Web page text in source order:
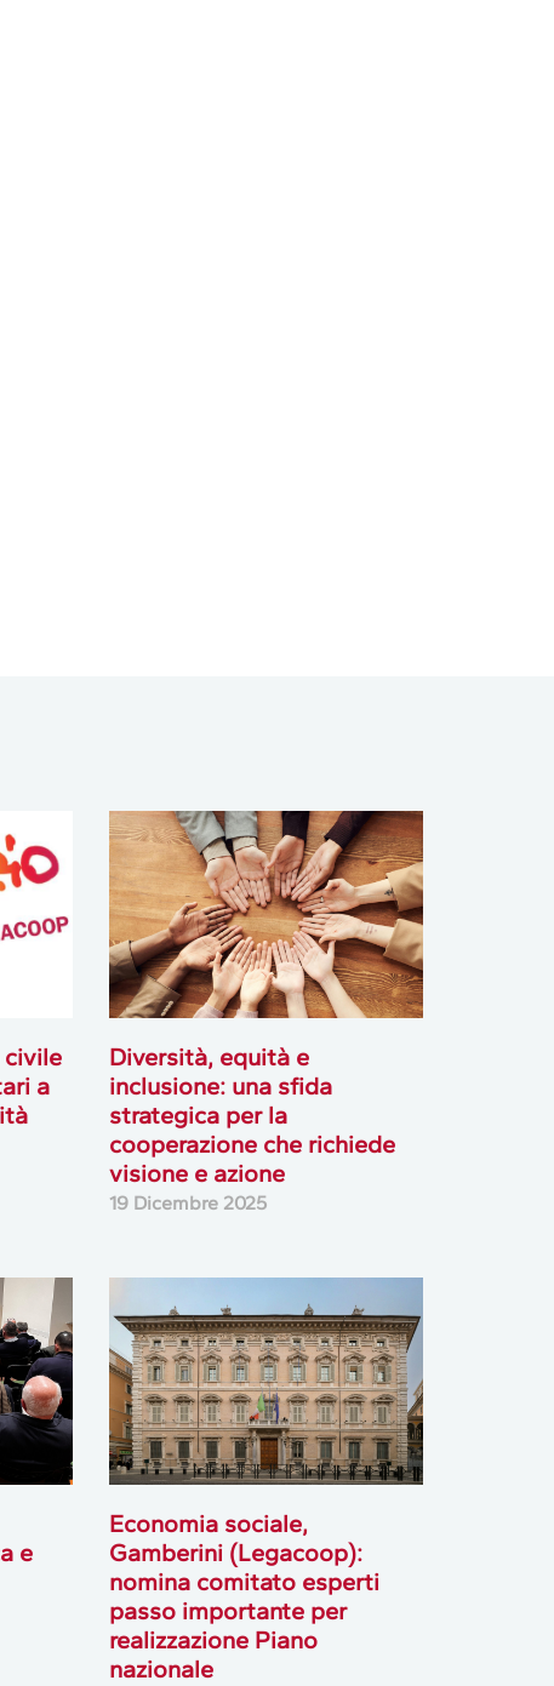
civile
a
Diversità, equità e
inclusione: una sfida
strategica per la
cooperazione che richiede
visione e azione
19 Dicembre 2025
e
Economia sociale,
Gamberini (Legacoop):
nomina comitato esperti
passo importante per
realizzazione Piano
nazionale